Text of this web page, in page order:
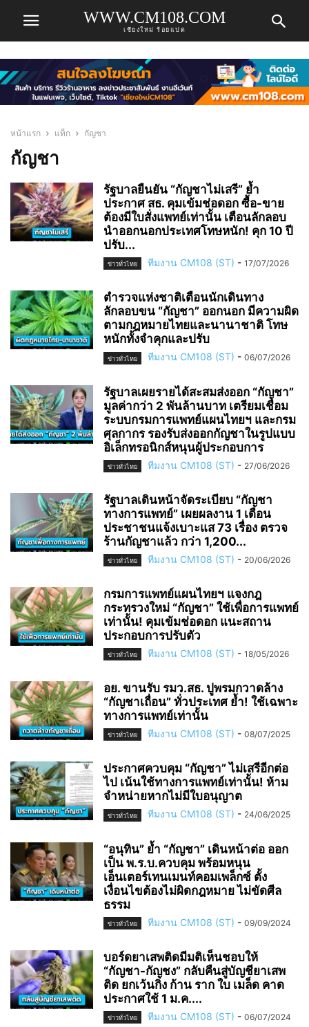
WWW.CM108.COM
เชียงใหม่ ร้อยแปด
หน้าแรก แท็ก กัญชา
กัญชา
รัฐบาลยืนยัน “กัญชาไม่เสรี” ย้ำ
ประกาศ สธ. คุมเข้มช่อดอก ซื้อ-ขาย
ต้องมีใบสั่งแพทย์เท่านั้น เตือนลักลอบ
นำออกนอกประเทศโทษหนัก! คุก 10 ปี
ปรับ...
ข่าวทั่วไทย ทีมงาน CM108 (ST) - 17/07/2026
ตำรวจแห่งชาติเตือนนักเดินทาง
ลักลอบขน “กัญชา” ออกนอก มีความผิด
ตามกฎหมายไทยและนานาชาติ โทษ
หนักทั้งจำคุกและปรับ
ข่าวทั่วไทย ทีมงาน CM108 (ST) - 06/07/2026
รัฐบาลเผยรายได้สะสมส่งออก “กัญชา”
มูลค่ากว่า 2 พันล้านบาท เตรียมเชื่อม
ระบบกรมการแพทย์แผนไทยฯ และกรม
ศุลกากร รองรับส่งออกกัญชาในรูปแบบ
อิเล็กทรอนิกส์หนุนผู้ประกอบการ
ข่าวทั่วไทย ทีมงาน CM108 (ST) - 27/06/2026
รัฐบาลเดินหน้าจัดระเบียบ “กัญชา
ทางการแพทย์” เผยผลงาน 1 เดือน
ประชาชนแจ้งเบาะแส 73 เรื่อง ตรวจ
ร้านกัญชาแล้ว กว่า 1,200...
ข่าวทั่วไทย ทีมงาน CM108 (ST) - 20/06/2026
กรมการแพทย์แผนไทยฯ แจงกฎ
กระทรวงใหม่ “กัญชา” ใช้เพื่อการแพทย์
เท่านั้น! คุมเข้มช่อดอก แนะสถาน
ประกอบการปรับตัว
ข่าวทั่วไทย ทีมงาน CM108 (ST) - 18/05/2026
อย. ขานรับ รมว.สธ. ปูพรมกวาดล้าง
“กัญชาเถื่อน” ทั่วประเทศ ย้ำ! ใช้เฉพาะ
ทางการแพทย์เท่านั้น
ข่าวทั่วไทย ทีมงาน CM108 (ST) - 08/07/2025
ประกาศควบคุม “กัญชา” ไม่เสรีอีกต่อ
ไป เน้นใช้ทางการแพทย์เท่านั้น! ห้าม
จำหน่ายหากไม่มีใบอนุญาต
ข่าวทั่วไทย ทีมงาน CM108 (ST) - 24/06/2025
“อนุทิน” ย้ำ “กัญชา” เดินหน้าต่อ ออก
เป็น พ.ร.บ.ควบคุม พร้อมหนุน
เอ็นเตอร์เทนเมนท์คอมเพล็กซ์ ตั้ง
เงื่อนไขต้องไม่ผิดกฎหมาย ไม่ขัดศีล
ธรรม
ข่าวทั่วไทย ทีมงาน CM108 (ST) - 09/09/2024
บอร์ดยาเสพติดมีมติเห็นชอบให้
“กัญชา-กัญชง” กลับคืนสู่บัญชียาเสพ
ติด ยกเว้นกิ่ง ก้าน ราก ใบ เมล็ด คาด
ประกาศใช้ 1 ม.ค....
ข่าวทั่วไทย ทีมงาน CM108 (ST) - 06/07/2024